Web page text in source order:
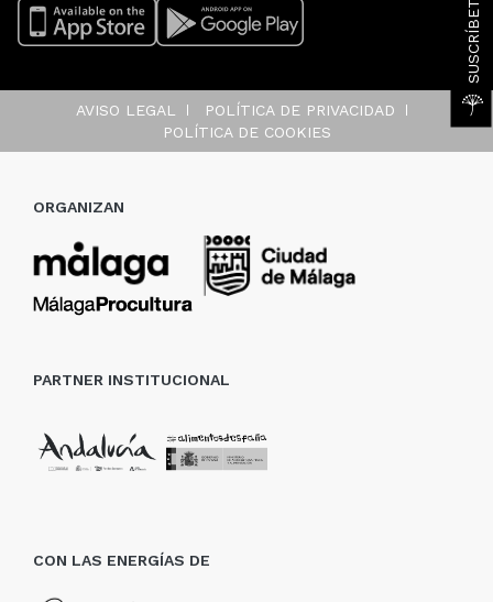
AVISO LEGAL
POLÍTICA DE PRIVACIDAD
POLÍTICA DE COOKIES
ORGANIZAN
PARTNER INSTITUCIONAL
CON LAS ENERGÍAS DE